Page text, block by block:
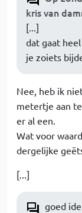
kris van
[...]
dat gaat
je zoiets
Nee, heb ik
metertje aan
er al een.
Wat voor
dergelijke
[...]
goed